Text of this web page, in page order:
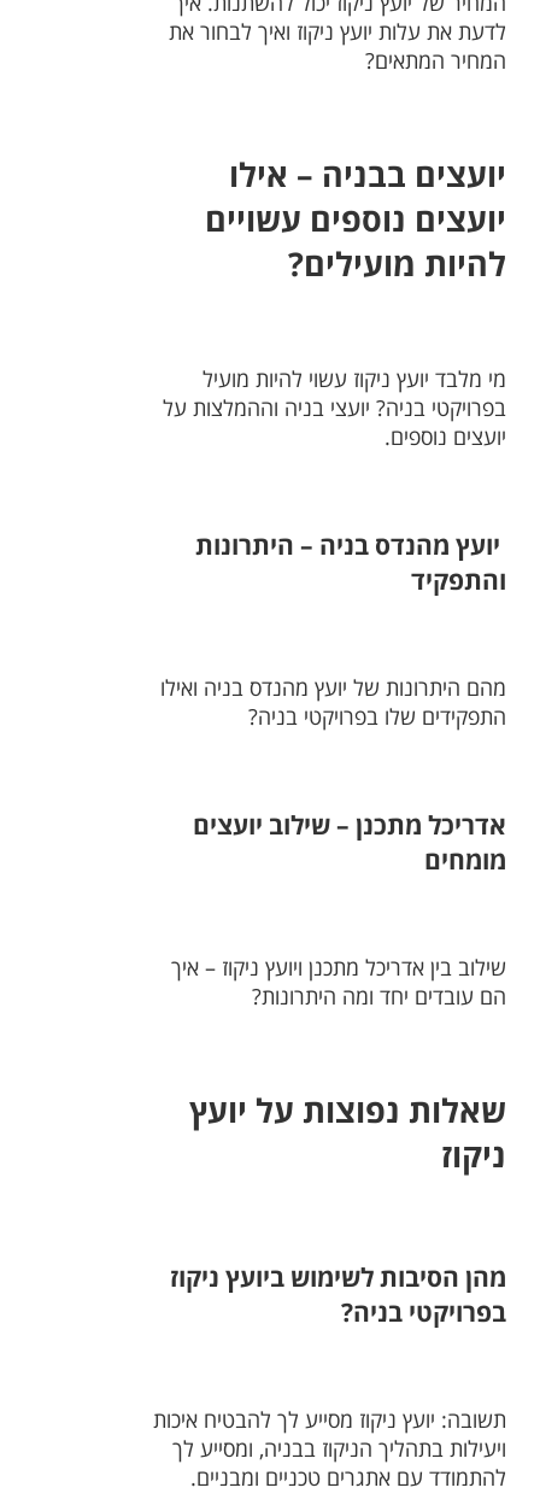
לדעת את עלות יועץ ניקוז ואיך לבחור את
המחיר המתאים?
יועצים בבניה – אילו
יועצים נוספים עשויים
להיות מועילים?
מי מלבד יועץ ניקוז עשוי להיות מועיל
בפרויקטי בניה? יועצי בניה וההמלצות על
יועצים נוספים.
יועץ מהנדס בניה – היתרונות
והתפקיד
מהם היתרונות של יועץ מהנדס בניה ואילו
התפקידים שלו בפרויקטי בניה?
אדריכל מתכנן – שילוב יועצים
מומחים
שילוב בין אדריכל מתכנן ויועץ ניקוז – איך
הם עובדים יחד ומה היתרונות?
שאלות נפוצות על יועץ
ניקוז
מהן הסיבות לשימוש ביועץ ניקוז
בפרויקטי בניה?
תשובה: יועץ ניקוז מסייע לך להבטיח איכות
ויעילות בתהליך הניקוז בבניה, ומסייע לך
להתמודד עם אתגרים טכניים ומבניים.